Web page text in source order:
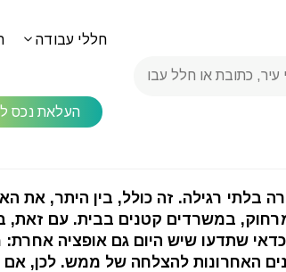
חללי עבודה
העלאת נכס
עבודה משותפים
בלתי רגילה. זה כולל, בין היתר, את
במשרדים קטנים בבית. עם זאת,
שתדעו שיש היום גם אופציה
האחרונות להצלחה של ממש. לכן,